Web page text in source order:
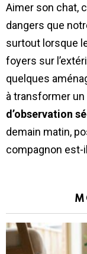
Aimer son chat,
dangers que
surtout lorsque
foyers sur
quelques
à transformer
d’observation
demain matin,
compagnon est-